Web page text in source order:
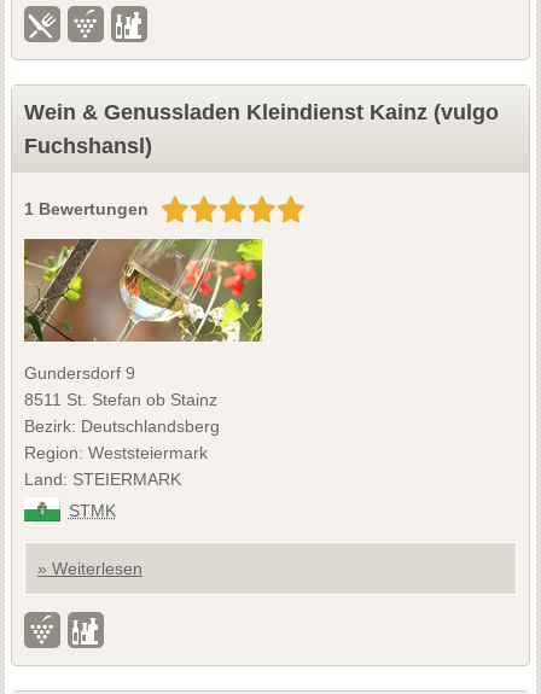
Wein & Genussladen Kleindienst Kainz (vulgo
Fuchshansl)
1 Bewertungen
Gundersdorf 9
8511 St. Stefan ob Stainz
Bezirk: Deutschlandsberg
Region: Weststeiermark
Land: STEIERMARK
STMK
» Weiterlesen